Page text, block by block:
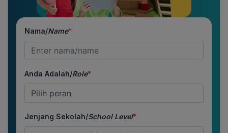
Nama/Name*
Anda Adalah/Role*
Jenjang Sekolah/School Level*